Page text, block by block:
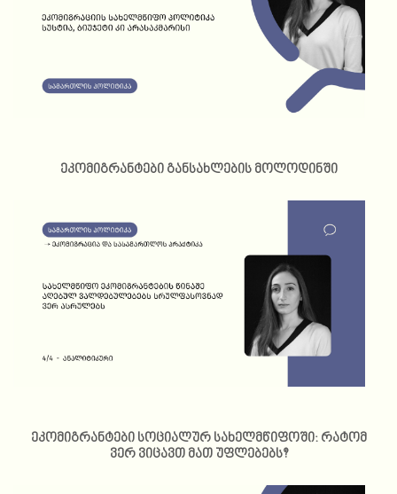
ეკომიგრანტები განსახლების მოლოდინში
ეკომიგრანტები სოციალურ სახელმწიფოში: რატომ
ვერ ვიცავთ მათ უფლებებს?